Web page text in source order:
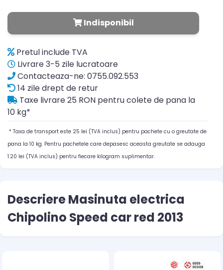
Indisponibil
Pretul include TVA
Livrare 3-5 zile lucratoare
Contacteaza-ne: 0755.092.553
14 zile drept de retur
Taxe livrare 25 RON pentru colete de pana la
10 kg*
* Taxa de transport este 25 lei (TVA inclus) pentru pachete cu o greutate de
pana la 10 kg. Pentru pachetele care depasesc aceasta greutate se adauga
1.20 lei (TVA inclus) pentru fiecare kilogram suplimentar.
Descriere Masinuta electrica
Chipolino Speed car red 2013